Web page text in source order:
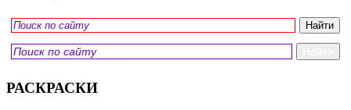
РАСКРАСКИ